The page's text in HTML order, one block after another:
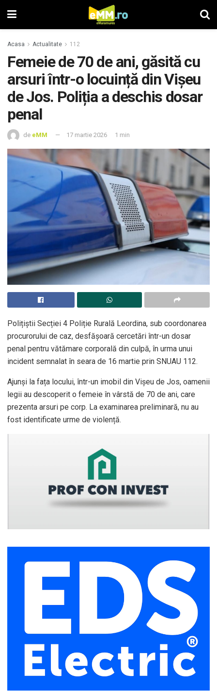
Acasa Actualitate 112
Femeie de 70 de ani, găsită cu
arsuri într-o locuință din Vișeu
de Jos. Poliția a deschis dosar
penal
de eMM 17 martie 2026 1 min
Polițiștii Secției 4 Poliție Rurală Leordina, sub coordonarea
procurorului de caz, desfășoară cercetări într-un dosar
penal pentru vătămare corporală din culpă, în urma unui
incident semnalat în seara de 16 martie prin SNUAU 112.
Ajunși la fața locului, într-un imobil din Vișeu de Jos, oamenii
legii au descoperit o femeie în vârstă de 70 de ani, care
prezenta arsuri pe corp. La examinarea preliminară, nu au
fost identificate urme de violență.